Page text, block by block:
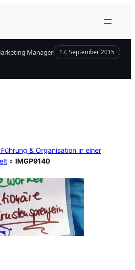
Manager
17. September 2015
& Organisation in einer
» IMGP9140